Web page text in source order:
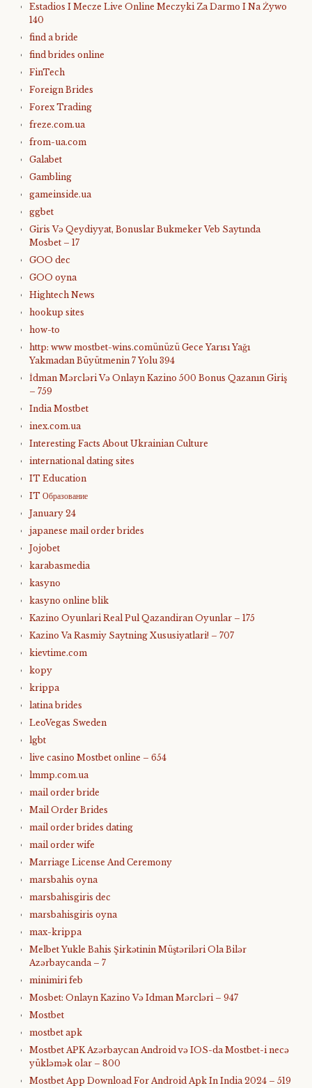
Estadios I Mecze Live Online Meczyki Za Darmo I Na Żywo
140
find a bride
find brides online
FinTech
Foreign Brides
Forex Trading
freze.com.ua
from-ua.com
Galabet
Gambling
gameinside.ua
ggbet
Giris Və Qeydiyyat, Bonuslar Bukmeker Veb Saytında
Mosbet – 17
GOO dec
GOO oyna
Hightech News
hookup sites
how-to
http: www mostbet-wins.comünüzü Gece Yarısı Yağı
Yakmadan Büyütmenin 7 Yolu 394
İdman Mərcləri Və Onlayn Kazino 500 Bonus Qazanın Giriş
– 759
India Mostbet
inex.com.ua
Interesting Facts About Ukrainian Culture
international dating sites
IT Education
IT Образование
January 24
japanese mail order brides
Jojobet
karabasmedia
kasyno
kasyno online blik
Kazino Oyunlari Real Pul Qazandiran Oyunlar – 175
Kazino Va Rasmiy Saytning Xususiyatlari! – 707
kievtime.com
kopy
krippa
latina brides
LeoVegas Sweden
lgbt
live casino Mostbet online – 654
lmmp.com.ua
mail order bride
Mail Order Brides
mail order brides dating
mail order wife
Marriage License And Ceremony
marsbahis oyna
marsbahisgiris dec
marsbahisgiris oyna
max-krippa
Melbet Yukle Bahis Şirkətinin Müştəriləri Ola Bilər
Azərbaycanda – 7
minimiri feb
Mosbet: Onlayn Kazino Və Idman Mərcləri – 947
Mostbet
mostbet apk
Mostbet APK Azərbaycan Android və IOS-da Mostbet-i necə
yükləmək olar – 800
Mostbet App Download For Android Apk In India 2024 – 519